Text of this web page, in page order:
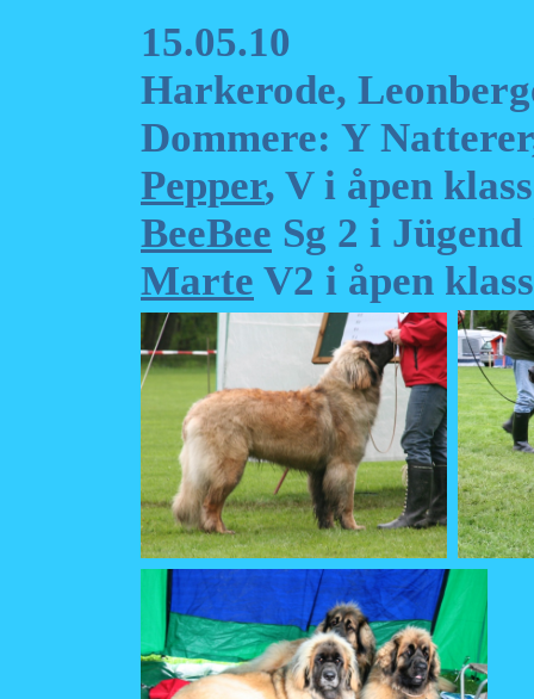
15.05.10
Harkerode,
Dommere: Y
Pepper, V i åpen
BeeBee Sg 2 i Jügend
Marte V2 i åpen